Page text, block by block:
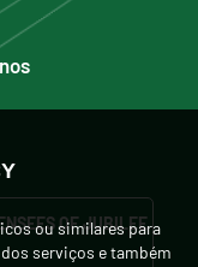
OF JUBILEE
ou similares para
serviços e também